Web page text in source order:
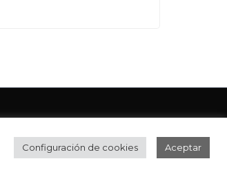
TFXConfiguración de cookies Aceptar